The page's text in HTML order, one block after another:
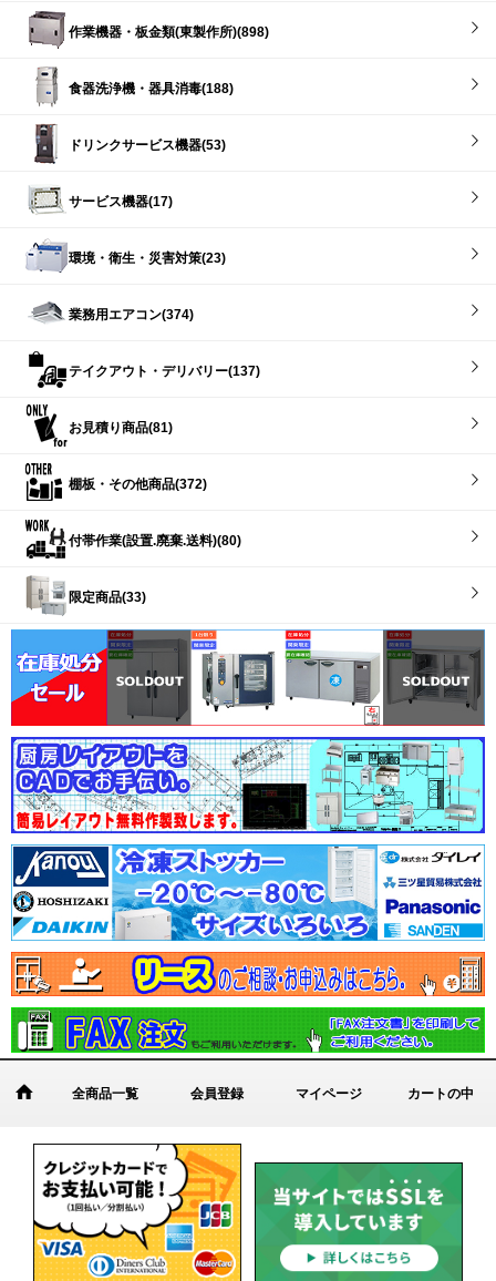
作業機器・板金類(東製作所)(898)
食器洗浄機・器具消毒(188)
ドリンクサービス機器(53)
サービス機器(17)
環境・衛生・災害対策(23)
業務用エアコン(374)
テイクアウト・デリバリー(137)
お見積り商品(81)
棚板・その他商品(372)
付帯作業(設置.廃棄.送料)(80)
限定商品(33)
全商品一覧 会員登録 マイページ カートの中